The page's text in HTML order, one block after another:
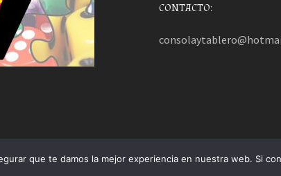
CONTACTO:
|Theme: Awaken byThemezHut.
que te damos la mejor experiencia en nuestra web. Si